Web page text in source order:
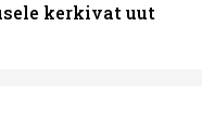
kerkivat uut